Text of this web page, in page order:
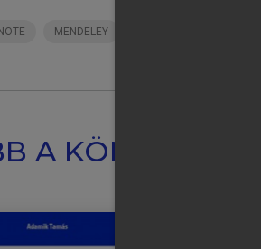
MENDELEY
A KÖNYVTÁRBA